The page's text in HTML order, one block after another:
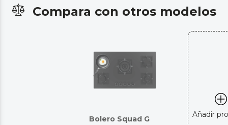
Compara con otros modelos
Bolero Squad G
Añadir